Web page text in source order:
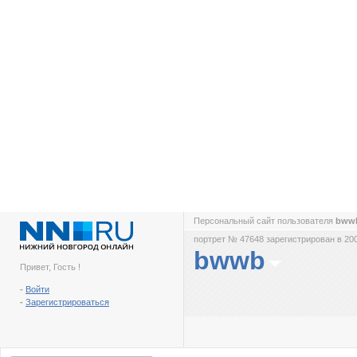
Привет, Гость !
- Войти
- Зарегистрироваться
Персональный сайт пользователя
портрет № 47648 зарегистрирован в
bwwb